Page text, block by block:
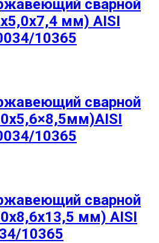
сварной
мм) AISI
10365
сварной
10365
сварной
мм) AISI
10365